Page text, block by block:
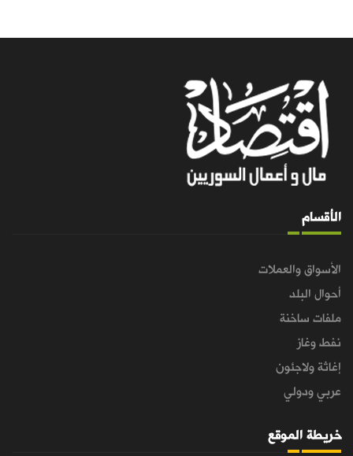
الأقسام
الأسواق والعملات
أحوال البلد
ملفات ساخنة
نفط وغاز
إغاثة ولاجئون
عربي ودولي
خريطة الموقع